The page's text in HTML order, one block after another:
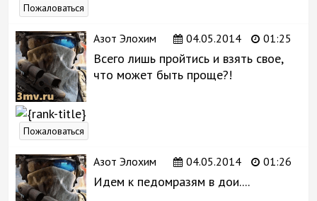
Пожаловаться
Азот Элохим 04.05.2014 01:25
Всего лишь пройтись и взять свое,
что может быть проще?!
Пожаловаться
Азот Элохим 04.05.2014 01:26
Идем к педомразям в дои....